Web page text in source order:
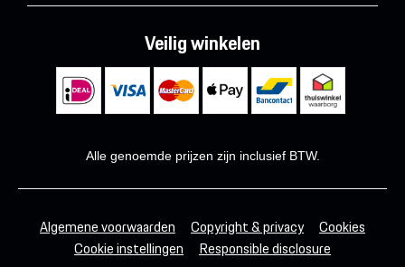
Veilig winkelen
Alle genoemde prijzen zijn inclusief BTW.
Algemene voorwaarden Copyright & privacy
Cookies
Cookie instellingen
Responsible disclosure